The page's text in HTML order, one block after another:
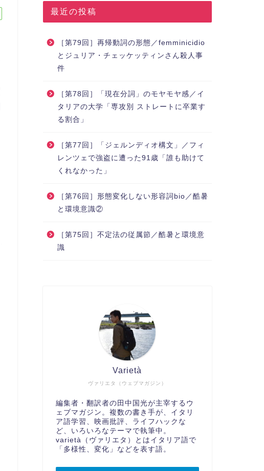
最近の投稿
［第79回］再帰動詞の形態／femminicidio
とジュリア・チェッケッティンさん殺人事
件
［第78回］「現在分詞」のモヤモヤ感／イ
タリアの大学「専攻別 ストレートに卒業す
る割合」
［第77回］「ジェルンディオ構文」／フィ
レンツェで強盗に遭った91歳「誰も助けて
くれなかった」
［第76回］形態変化しない形容詞bio／酷暑
と環境意識②
［第75回］不定法の従属節／酷暑と環境意
識
ヴァリエタ（ウェブマガジン）
Varietà
編集者・翻訳者の田中国光が主宰するウ
ェブマガジン。複数の書き手が、イタリ
ア語学習、映画批評、ライフハックな
ど、いろいろなテーマで執筆中。
varietà（ヴァリエタ）とはイタリア語で
「多様性、変化」などを表す語。